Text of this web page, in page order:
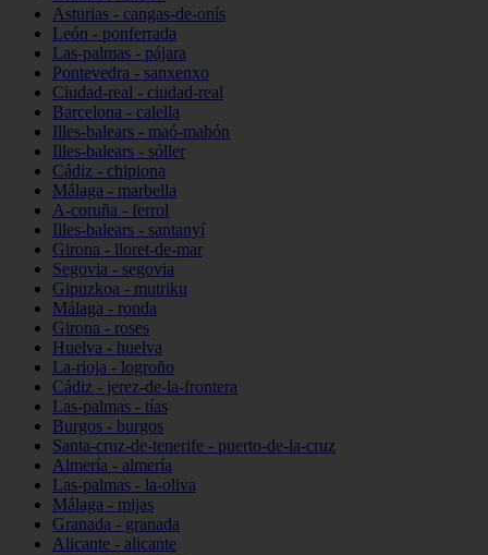
Asturias - cangas-de-onís
León - ponferrada
Las-palmas - pájara
Pontevedra - sanxenxo
Ciudad-real - ciudad-real
Barcelona - calella
Illes-balears - maó-mahón
Illes-balears - sóller
Cádiz - chipiona
Málaga - marbella
A-coruña - ferrol
Illes-balears - santanyí
Girona - lloret-de-mar
Segovia - segovia
Gipuzkoa - mutriku
Málaga - ronda
Girona - roses
Huelva - huelva
La-rioja - logroño
Cádiz - jerez-de-la-frontera
Las-palmas - tías
Burgos - burgos
Santa-cruz-de-tenerife - puerto-de-la-cruz
Almería - almería
Las-palmas - la-oliva
Málaga - mijas
Granada - granada
Alicante - alicante